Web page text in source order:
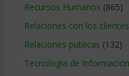
Recursos Humanos (865)
Relaciones con los clientes
Relaciones publicas (132)
Tecnologia de Informacion